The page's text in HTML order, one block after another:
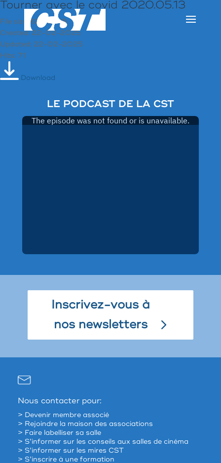
Tourner avec le covid 2020.05.13
File size: 634.13 KB
Created: 22-02-2025
Updated: 22-02-2025
Hits: 71
Download
LE PODCAST DE LA CST
Inscrivez-vous à
nos newsletters
Nous contacter pour:
> Devenir membre associé
> Rejoindre la maison des associations
> Faire labelliser sa salle
> S’informer sur les conseils aux salles de cinéma
> S’informer sur les mires CST
> S’inscrire à une formation